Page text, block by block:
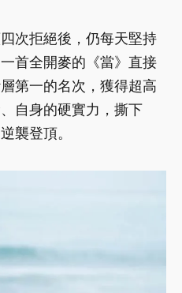
次拒絕後，仍每天堅持
首全開麥的《當》直接
第一的名次，獲得超高
自身的硬實力，撕下
襲登頂。